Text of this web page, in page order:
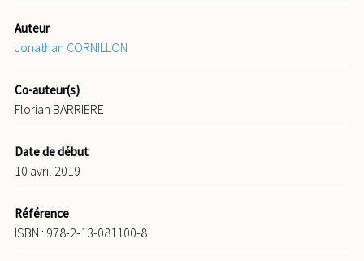
Auteur
Jonathan CORNILLON
Co-auteur(s)
Florian BARRIERE
Date de début
10 avril 2019
Référence
ISBN : 978-2-13-081100-8